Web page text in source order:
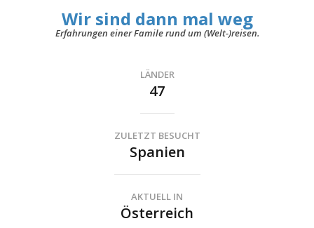
Wir sind dann mal weg
Erfahrungen einer Famile rund um (Welt-)reisen.
LÄNDER
47
ZULETZT BESUCHT
Spanien
AKTUELL IN
Österreich